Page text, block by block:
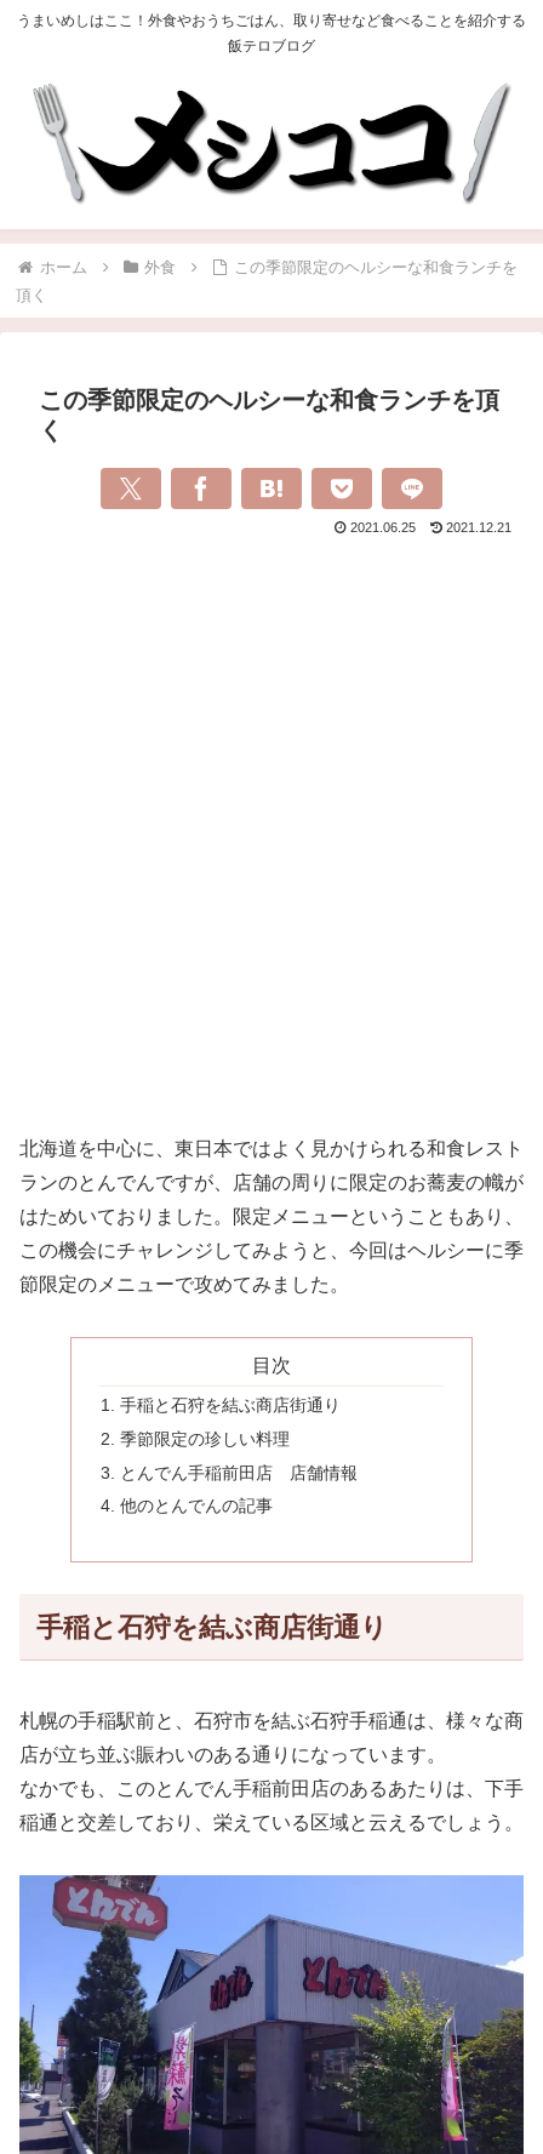
うまいめしはここ！外食やおうちごはん、取り寄せなど食べることを紹介する
飯テロブログ
ホーム 外食
この季節限定のヘルシーな和食ランチを
頂く
この季節限定のヘルシーな和食ランチを頂
く
2021.06.25 2021.12.21
北海道を中心に、東日本ではよく見かけられる和食レスト
ランのとんでんですが、店舗の周りに限定のお蕎麦の幟が
はためいておりました。限定メニューということもあり、
この機会にチャレンジしてみようと、今回はヘルシーに季
節限定のメニューで攻めてみました。
目次
手稲と石狩を結ぶ商店街通り
季節限定の珍しい料理
とんでん手稲前田店 店舗情報
他のとんでんの記事
手稲と石狩を結ぶ商店街通り
札幌の手稲駅前と、石狩市を結ぶ石狩手稲通は、様々な商
店が立ち並ぶ賑わいのある通りになっています。
なかでも、このとんでん手稲前田店のあるあたりは、下手
稲通と交差しており、栄えている区域と云えるでしょう。